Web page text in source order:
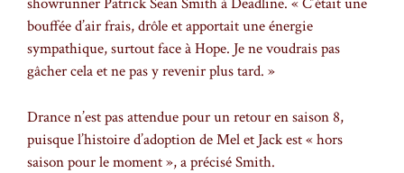
showrunner Patrick Sean Smith à Deadline. « C’était une
bouffée d’air frais, drôle et apportait une énergie
sympathique, surtout face à Hope. Je ne voudrais pas
gâcher cela et ne pas y revenir plus tard. »
Drance n’est pas attendue pour un retour en saison 8,
puisque l’histoire d’adoption de Mel et Jack est « hors
saison pour le moment », a précisé Smith.